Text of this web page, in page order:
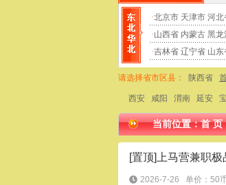
·北京市 天津市 河北
·山西省 内蒙古 黑龙
·吉林省 辽宁省 山东
请选择省市区县： 陕西省
西安 咸阳 渭南 延安
当前位置：首 页
[置顶]上马营兼职
2026-7-26 单价：50